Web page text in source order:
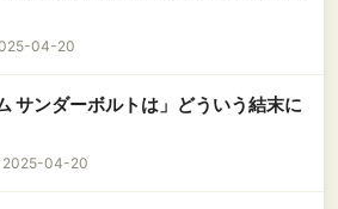
04-20
サンダーボルトは」どういう結末に
2025-04-20